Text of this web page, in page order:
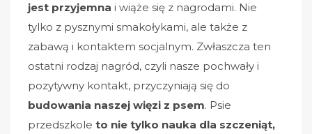
jest przyjemna i wiąże się z nagrodami. Nie
tylko z pysznymi smakołykami, ale także z
zabawą i kontaktem socjalnym. Zwłaszcza ten
ostatni rodzaj nagród, czyli nasze pochwały i
pozytywny kontakt, przyczyniają się do
budowania naszej więzi z psem. Psie
przedszkole to nie tylko nauka dla szczeniąt,